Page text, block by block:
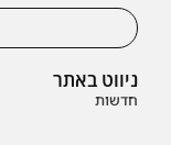
ניווט באתר
חדשות